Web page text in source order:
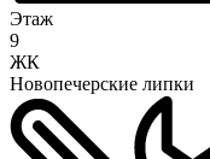
Этаж
9
ЖК
Новопечерские липки